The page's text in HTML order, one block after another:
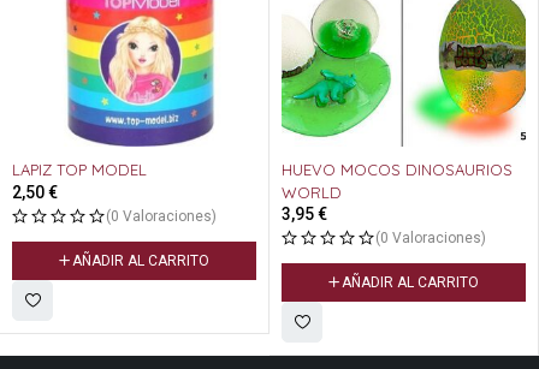
LAPIZ TOP MODEL
2,50€
(0 Valoraciones)
AÑADIR AL CARRITO
HUEVO MOCOS DINOSAURIOS
WORLD
3,95€
(0 Valoraciones)
AÑADIR AL CARRITO